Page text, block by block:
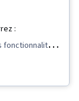
:
fonctionnalités,